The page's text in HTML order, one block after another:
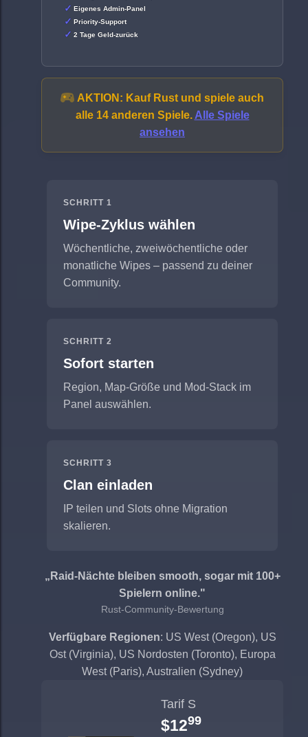
Eigenes Admin-Panel
Priority-Support
2 Tage Geld-zurück
AKTION: Kauf Rust und spiele auch
alle 14 anderen Spiele. Alle Spiele
ansehen
SCHRITT 1
Wipe-Zyklus wählen
Wöchentliche, zweiwöchentliche oder
monatliche Wipes – passend zu deiner
Community.
SCHRITT 2
Sofort starten
Region, Map-Größe und Mod-Stack im
Panel auswählen.
SCHRITT 3
Clan einladen
IP teilen und Slots ohne Migration
skalieren.
„Raid-Nächte bleiben smooth, sogar mit 100+
Spielern online."
Rust-Community-Bewertung
Verfügbare Regionen: US West (Oregon), US
Ost (Virginia), US Nordosten (Toronto), Europa
West (Paris), Australien (Sydney)
Tarif S
$1299